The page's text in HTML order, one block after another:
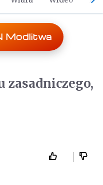
Modlitwa
zasadniczego,